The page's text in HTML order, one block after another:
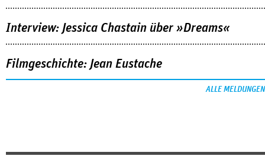
Interview: Jessica Chastain über »Dreams«
Filmgeschichte: Jean Eustache
ALLE MELDUNGEN